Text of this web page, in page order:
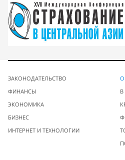
ЗАКОНОДАТЕЛЬСТВО
ФИНАНСЫ
ЭКОНОМИКА
БИЗНЕС
ИНТЕРНЕТ И ТЕХНОЛОГИИ